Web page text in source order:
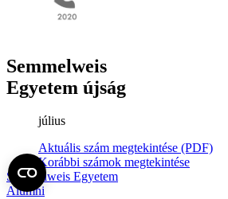
Semmelweis
Egyetem újság
július
Aktuális szám megtekintése (PDF)
Korábbi számok megtekintése
Semmelweis Egyetem
Alumni